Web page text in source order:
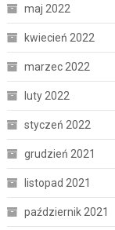
maj 2022
kwiecień 2022
marzec 2022
luty 2022
styczeń 2022
grudzień 2021
listopad 2021
październik 2021